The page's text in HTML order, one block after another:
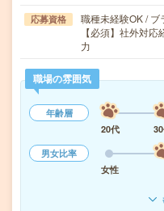
応募資格
職種未経験OK / ブ
【必須】社外対
力
職場の雰囲気
年齢層
20代
男女比率
女性